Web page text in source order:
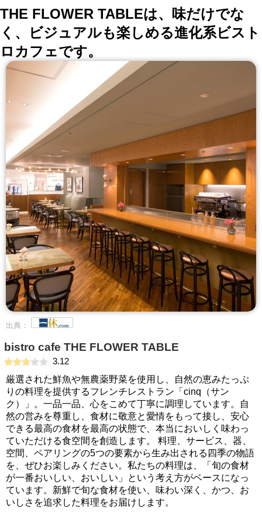
THE FLOWER TABLEは、味だけでな
く、ビジュアルも楽しめる進化系ビスト
ロカフェです。
出典：
bistro cafe THE FLOWER TABLE
3.12
厳選された鮮魚や無農薬野菜を使用し、自然の恵みたっぷ
りの料理を提供するフレンチレストラン「cinq（サン
ク）」。一品一品、心をこめて丁寧に調理しています。自
然の営みを尊重し、食材に敬意と愛情をもって接し、安心
できる最高の食材を最高の状態で、本当においしく味わっ
ていただける食空間を創造します。 料理、サービス、器、
空間、ペアリングの5つの要素から生み出される四季の物語
を、ぜひお楽しみください。私たちの料理は、「旬の食材
が一番おいしい、おいしい」という考え方がベースになっ
ています。新鮮で旬な食材を使い、味わい深く、かつ、お
いしさを追求した料理をお届けします。